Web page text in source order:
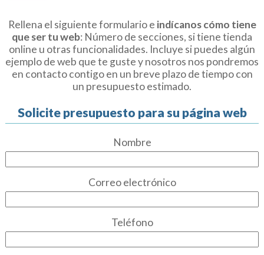
Rellena el siguiente formulario e indícanos cómo tiene
que ser tu web: Número de secciones, si tiene tienda
online u otras funcionalidades. Incluye si puedes algún
ejemplo de web que te guste y nosotros nos pondremos
en contacto contigo en un breve plazo de tiempo con
un presupuesto estimado.
Solicite presupuesto para su página web
Nombre
Correo electrónico
Teléfono